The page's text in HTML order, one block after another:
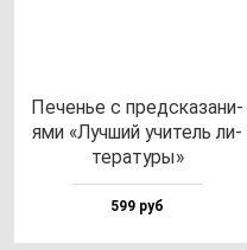
Печенье с пред­ска­за­ни­
ями «Луч­ший учи­тель ли­
те­ра­ту­ры»
599 руб